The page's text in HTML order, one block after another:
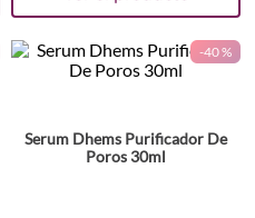
-40 %
Serum Dhems Purificador De
Poros 30ml